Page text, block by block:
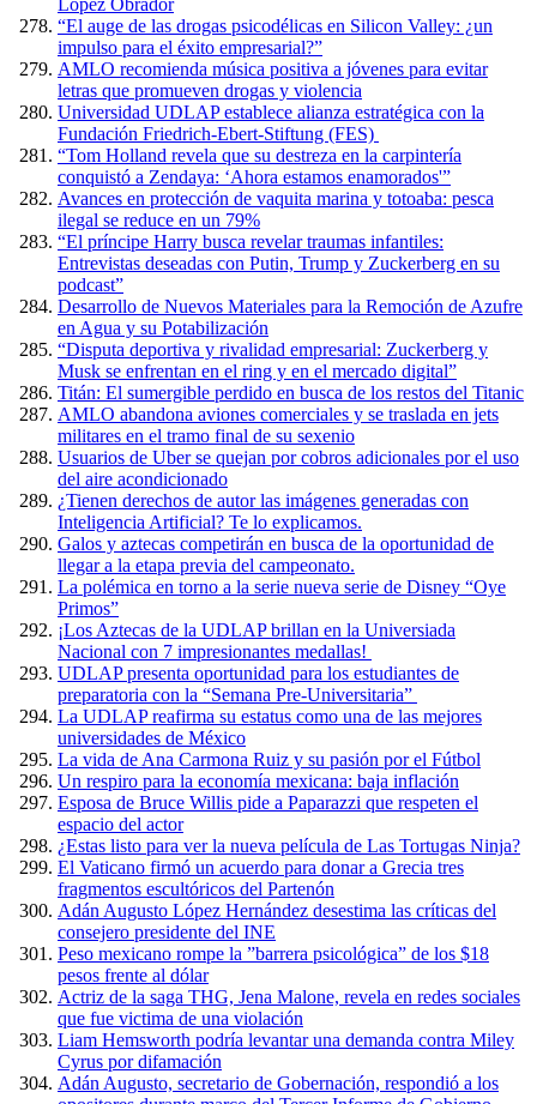
López Obrador
“El auge de las drogas psicodélicas en Silicon Valley: ¿un
impulso para el éxito empresarial?”
AMLO recomienda música positiva a jóvenes para evitar
letras que promueven drogas y violencia
Universidad UDLAP establece alianza estratégica con la
Fundación Friedrich-Ebert-Stiftung (FES)
“Tom Holland revela que su destreza en la carpintería
conquistó a Zendaya: ‘Ahora estamos enamorados'”
Avances en protección de vaquita marina y totoaba: pesca
ilegal se reduce en un 79%
“El príncipe Harry busca revelar traumas infantiles:
Entrevistas deseadas con Putin, Trump y Zuckerberg en su
podcast”
Desarrollo de Nuevos Materiales para la Remoción de Azufre
en Agua y su Potabilización
“Disputa deportiva y rivalidad empresarial: Zuckerberg y
Musk se enfrentan en el ring y en el mercado digital”
Titán: El sumergible perdido en busca de los restos del Titanic
AMLO abandona aviones comerciales y se traslada en jets
militares en el tramo final de su sexenio
Usuarios de Uber se quejan por cobros adicionales por el uso
del aire acondicionado
¿Tienen derechos de autor las imágenes generadas con
Inteligencia Artificial? Te lo explicamos.
Galos y aztecas competirán en busca de la oportunidad de
llegar a la etapa previa del campeonato.
La polémica en torno a la serie nueva serie de Disney “Oye
Primos”
¡Los Aztecas de la UDLAP brillan en la Universiada
Nacional con 7 impresionantes medallas!
UDLAP presenta oportunidad para los estudiantes de
preparatoria con la “Semana Pre-Universitaria”
La UDLAP reafirma su estatus como una de las mejores
universidades de México
La vida de Ana Carmona Ruiz y su pasión por el Fútbol
Un respiro para la economía mexicana: baja inflación
Esposa de Bruce Willis pide a Paparazzi que respeten el
espacio del actor
¿Estas listo para ver la nueva película de Las Tortugas Ninja?
El Vaticano firmó un acuerdo para donar a Grecia tres
fragmentos escultóricos del Partenón
Adán Augusto López Hernández desestima las críticas del
consejero presidente del INE
Peso mexicano rompe la ”barrera psicológica” de los $18
pesos frente al dólar
Actriz de la saga THG, Jena Malone, revela en redes sociales
que fue victima de una violación
Liam Hemsworth podría levantar una demanda contra Miley
Cyrus por difamación
Adán Augusto, secretario de Gobernación, respondió a los